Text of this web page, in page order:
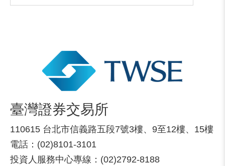
臺灣證券交易所
110615 台北市信義路五段7號3樓、9至12樓、15樓
電話：(02)8101-3101
投資人服務中心專線：(02)2792-8188